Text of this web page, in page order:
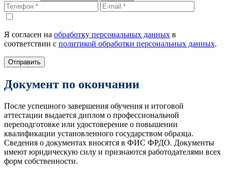
Я согласен на обработку персональных данных в
соответствии с политикой обработки персональных данных.
Отправить
Документ по окончании
После успешного завершения обучения и итоговой
аттестации выдается диплом о профессиональной
переподготовке или удостоверение о повышении
квалификации установленного государством образца.
Сведения о документах вносятся в ФИС ФРДО. Документы
имеют юридическую силу и признаются работодателями всех
форм собственности.